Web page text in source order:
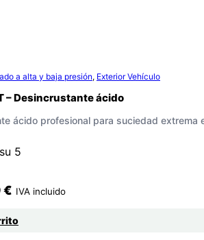
a alta y baja presión, Exterior Vehículo
– Desincrustante ácido
ácido profesional para suciedad extrema
su 5
€ IVA incluido